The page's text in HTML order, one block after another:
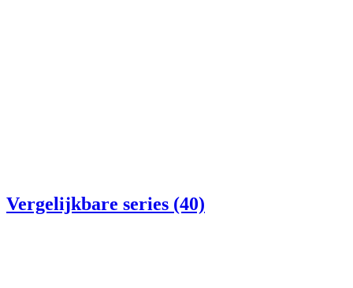
Vergelijkbare series (40)